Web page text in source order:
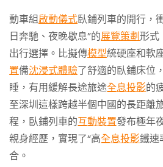
動車組啟動儀式臥鋪列車的開行，
日奔馳、夜晚歇息”的展覽策劃形式
出行選擇。比擬傳模型統硬座和軟
置備沈浸式體驗了舒適的臥鋪床位
睡，有用緩解長途旅途全息投影的
至深圳這樣跨越半個中國的長距離
程，臥鋪列車的互動裝置發布極年
親身經歷，實現了“高全息投影鐵速
合。